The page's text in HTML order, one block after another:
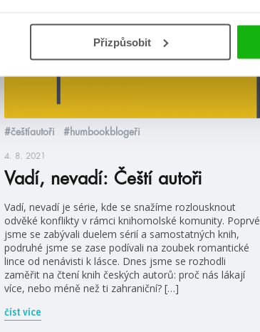
Přizpůsobit
#češtíautoři #humbookblogeři
4. 8. 2021
Vadí, nevadí: Čeští autoři
Vadí, nevadí je série, kde se snažíme rozlousknout
odvěké konflikty v rámci knihomolské komunity. Poprvé
jsme se zabývali duelem sérií a samostatných knih,
podruhé jsme se zase podívali na zoubek romantické
lince od nenávisti k lásce. Dnes jsme se rozhodli
zaměřit na čtení knih českých autorů: proč nás lákají
více, nebo méně než ti zahraniční? […]
číst více